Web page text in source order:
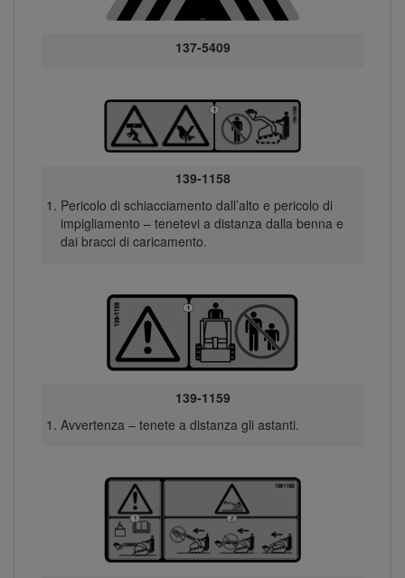
137-5409
139-1158
Pericolo di schiacciamento dall’alto e pericolo di
impigliamento – tenetevi a distanza dalla benna e
dai bracci di caricamento.
139-1159
Avvertenza – tenete a distanza gli astanti.